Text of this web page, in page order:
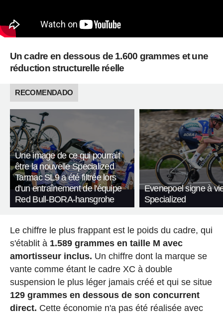
Un cadre en dessous de 1.600 grammes et une
réduction structurelle réelle
RECOMENDADO
Une image de ce qui pourrait
être la nouvelle Specialized
Tarmac SL9 a été filtrée lors
d'un entraînement de l'équipe
Red Bull-BORA-hansgrohe
Evenepoel signe à
Specialized
Le chiffre le plus frappant est le poids du cadre, qui
s'établit à 1.589 grammes en taille M avec
amortisseur inclus. Un chiffre dont la marque se
vante comme étant le cadre XC à double
suspension le plus léger jamais créé et qui se situe
129 grammes en dessous de son concurrent
direct. Cette économie n'a pas été réalisée avec